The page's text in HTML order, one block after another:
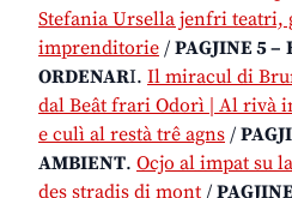
Stefania Ursella jenfri teatri,
imprenditorie / PAGJINE 5 –
ORDENARI. Il miracul di
dal Beât frari Odorì | Al rivà
e culì al restà trê agns /
AMBIENT. Ocjo al impat su
des stradis di mont /